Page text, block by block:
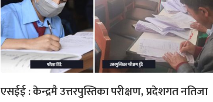
एसईई : केन्द्रमै उत्तरपुस्तिका परीक्षण, प्रदेशगत नतिजा